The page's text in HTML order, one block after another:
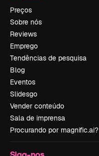
Preços
Sobre nós
Reviews
Emprego
Tendências de pesquisa
Blog
Eventos
Slidesgo
Vender conteúdo
Sala de imprensa
Procurando por magnific.ai?